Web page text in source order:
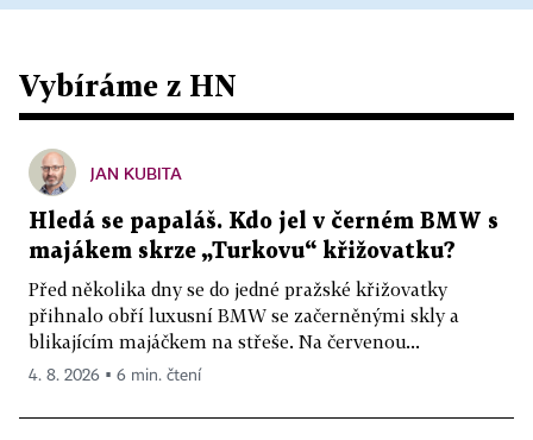
Vybíráme z HN
JAN KUBITA
Hledá se papaláš. Kdo jel v černém BMW s
majákem skrze „Turkovu“ křižovatku?
Před několika dny se do jedné pražské křižovatky
přihnalo obří luxusní BMW se začerněnými skly a
blikajícím majáčkem na střeše. Na červenou...
4. 8. 2026 ▪ 6 min. čtení